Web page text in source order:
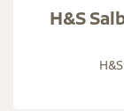
H&S